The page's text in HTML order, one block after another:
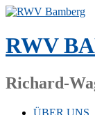
Zum
springen
RWV
Richard-
ÜBER UNS